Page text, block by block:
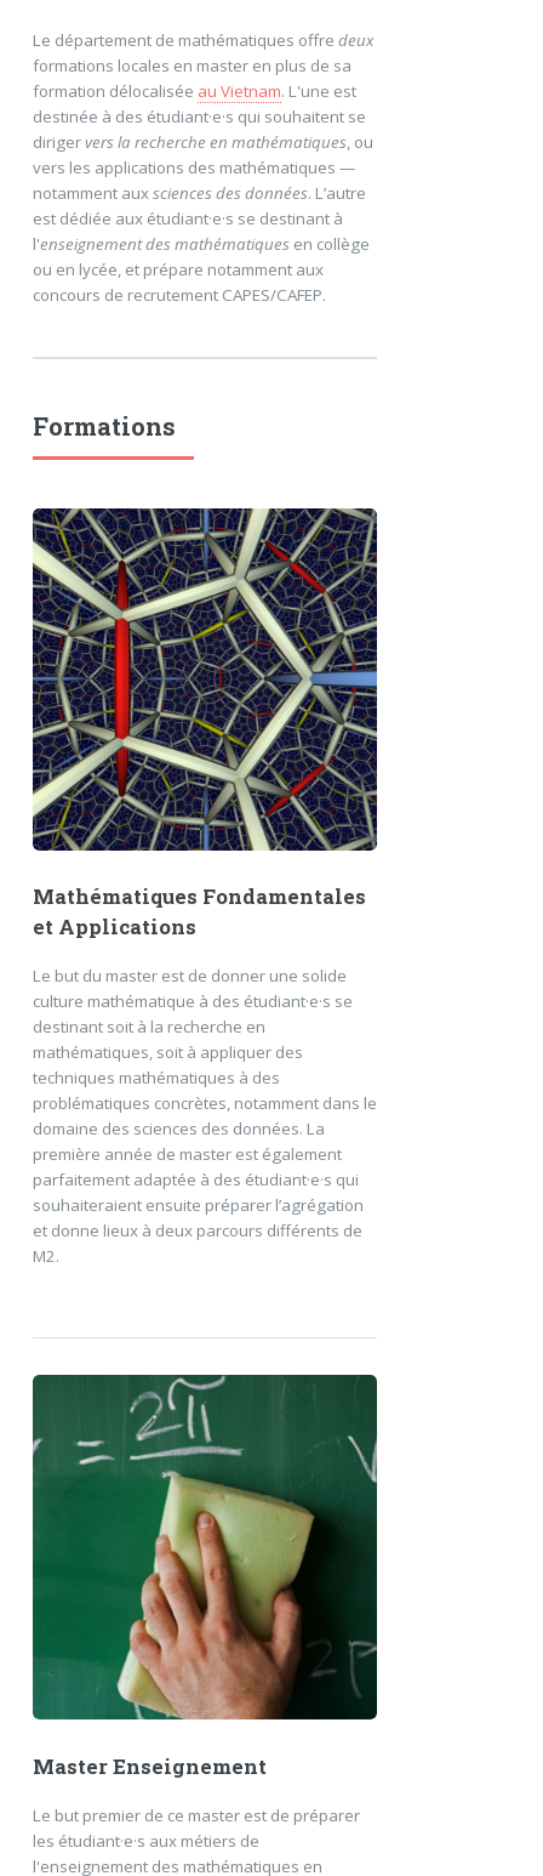
Le département de mathématiques offre deux
formations locales en master en plus de sa
formation délocalisée au Vietnam. L'une est
destinée à des étudiant·e·s qui souhaitent se
dirigervers la recherche en mathématiques, ou
vers les applications des mathématiques —
notamment auxsciences des données. L’autre
est dédiée aux étudiant·e·s se destinant à
l'enseignement des mathématiquesen collège
ou en lycée, et prépare notamment aux
concours de recrutement CAPES/CAFEP.
Formations
Mathématiques Fondamentales
et Applications
Le but du master est de donner une solide
culture mathématique à des étudiant·e·s se
destinant soit à la recherche en
mathématiques, soit à appliquer des
techniques mathématiques à des
problématiques concrètes, notamment dans le
domaine des sciences des données. La
première année de master est également
parfaitement adaptée à des étudiant·e·s qui
souhaiteraient ensuite préparer l’agrégation
et donne lieux à deux parcours différents de
M2.
Master Enseignement
Le but premier de ce master est de préparer
les étudiant·e·s aux métiers de
l'enseignement des mathématiques en